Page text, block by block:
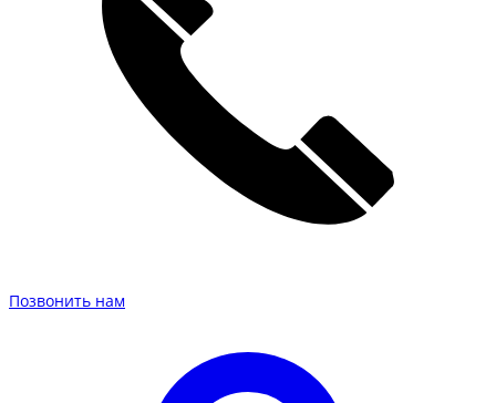
Позвонить нам